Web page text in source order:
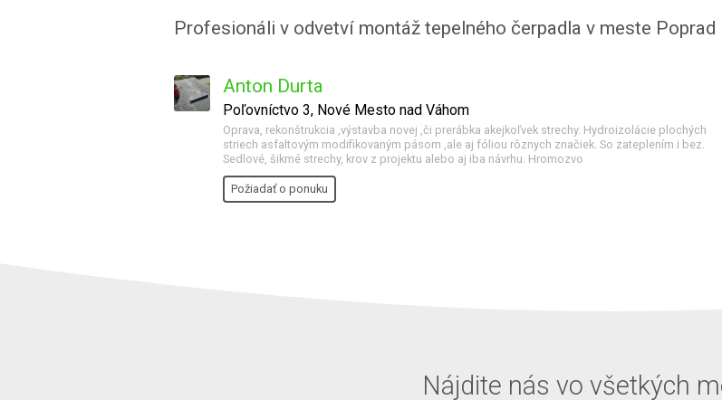
Profesionáli v odvetví montáž tepelného čerpadla v meste Poprad
Anton Durta
Poľovníctvo 3, Nové Mesto nad Váhom
Oprava, rekonštrukcia ,výstavba novej ,či prerábka akejkoľvek strechy. Hydroizolácie plochých
striech asfaltovým modifikovaným pásom ,ale aj fóliou rôznych značiek. So zateplením i bez.
Sedlové, šikmé strechy, krov z projektu alebo aj iba návrhu. Hromozvo
Požiadať o ponuku
Nájdite nás vo všetkých